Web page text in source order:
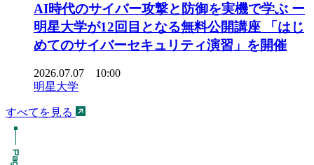
AI時代のサイバー攻撃と防御を実機で学ぶ ー
明星大学が12回目となる無料公開講座 「はじ
めてのサイバーセキュリティ演習」を開催
2026.07.07 10:00
明星大学
すべてを見る